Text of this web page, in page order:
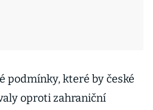
podmínky, které by české
oproti zahraniční